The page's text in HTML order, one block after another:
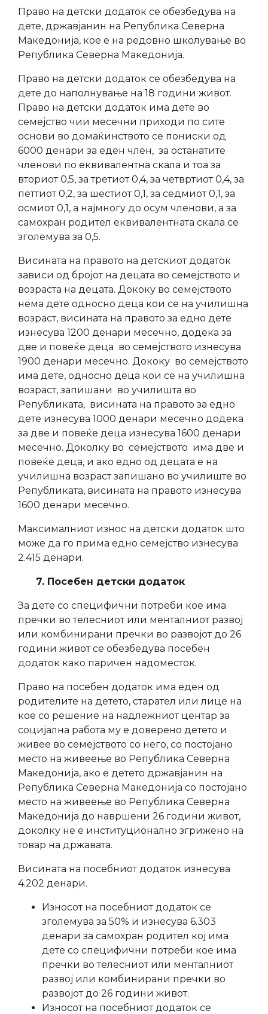
Право на детски додаток се обезбедува на
дете, државјанин на Република Северна
Македонија, кое е на редовно школување во
Република Северна Македонија.
Право на детски додаток се обезбедува на
дете до наполнување на 18 години живот.
Право на детски додаток има дете во
семејство чии месечни приходи по сите
основи во домаќинството се пониски од
6000 денари за еден член, за останатите
членови по еквивалентна скала и тоа за
вториот 0,5, за третиот 0,4, за четвртиот 0,4, за
петтиот 0,2, за шестиот 0,1, за седмиот 0,1, за
осмиот 0,1, а најмногу до осум членови, а за
самохран родител еквивалентната скала се
зголемува за 0,5.
Висината на правото на детскиот додаток
зависи од бројот на децата во семејството и
возраста на децата. Дококу во семејството
нема дете односно деца кои се на училишна
возраст, висината на правото за едно дете
изнесува 1200 денари месечно, додека за
две и повеќе деца во семејството изнесува
1900 денари месечно. Дококу во семејството
има дете, односно деца кои се на училишна
возраст, запишани во училишта во
Републиката, висината на правото за едно
дете изнесува 1000 денари месечно додека
за две и повеќе деца изнесува 1600 денари
месечно. Доколку во семејството има две и
повеќе деца, и ако едно од децата е на
училишна возраст запишано во училиште во
Републиката, висината на правото изнесува
1600 денари месечно.
Максималниот износ на детски додаток што
може да го прима едно семејство изнесува
2.415 денари.
7. Посебен детски додаток
За дете со специфични потреби кое има
пречки во телесниот или менталниот развој
или комбинирани пречки во развојот до 26
години живот се обезбедува посебен
додаток како паричен надоместок.
Право на посебен додаток има еден од
родителите на детето, старател или лице на
кое со решение на надлежниот центар за
социјална работа му е доверено детето и
живее во семејството со него, со постојано
место на живеење во Република Северна
Македонија, ако е детето државјанин на
Република Северна Македонија со постојано
место на живеење во Република Северна
Македонија до навршени 26 години живот,
доколку не е институционално згрижено на
товар на државата.
Висината на посебниот додаток изнесува
4.202 денари.
Износот на посебниот додаток се
зголемува за 50% и изнесува 6.303
денари за самохран родител кој има
дете со специфични потреби кое има
пречки во телесниот или менталниот
развој или комбинирани пречки во
развојот до 26 години живот.
Износот на посебниот додаток се